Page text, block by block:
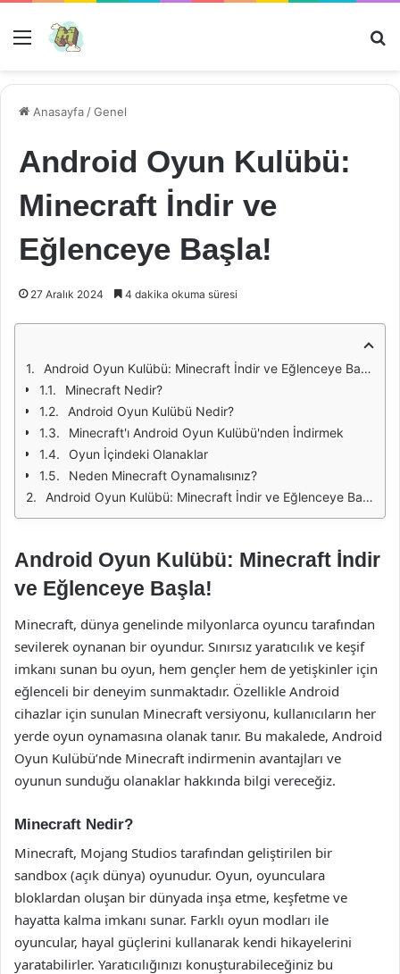
Menü
Anasayfa /Genel
Android Oyun Kulübü:
Minecraft İndir ve
Eğlenceye Başla!
27 Aralık 2024 4 dakika okuma süresi
Android Oyun Kulübü: Minecraft İndir ve Eğlenceye Başla!
Minecraft Nedir?
Android Oyun Kulübü Nedir?
Minecraft'ı Android Oyun Kulübü'nden İndirmek
Oyun İçindeki Olanaklar
Neden Minecraft Oynamalısınız?
Android Oyun Kulübü: Minecraft İndir ve Eğlenceye Başla!
Android Oyun Kulübü: Minecraft İndir
ve Eğlenceye Başla!
Minecraft, dünya genelinde milyonlarca oyuncu tarafından
sevilerek oynanan bir oyundur. Sınırsız yaratıcılık ve keşif
imkanı sunan bu oyun, hem gençler hem de yetişkinler için
eğlenceli bir deneyim sunmaktadır. Özellikle Android
cihazlar için sunulan Minecraft versiyonu, kullanıcıların her
yerde oyun oynamasına olanak tanır. Bu makalede, Android
Oyun Kulübü’nde Minecraft indirmenin avantajları ve
oyunun sunduğu olanaklar hakkında bilgi vereceğiz.
Minecraft Nedir?
Minecraft, Mojang Studios tarafından geliştirilen bir
sandbox (açık dünya) oyunudur. Oyun, oyunculara
bloklardan oluşan bir dünyada inşa etme, keşfetme ve
hayatta kalma imkanı sunar. Farklı oyun modları ile
oyuncular, hayal güçlerini kullanarak kendi hikayelerini
yaratabilirler. Yaratıcılığınızı konuşturabileceğiniz bu